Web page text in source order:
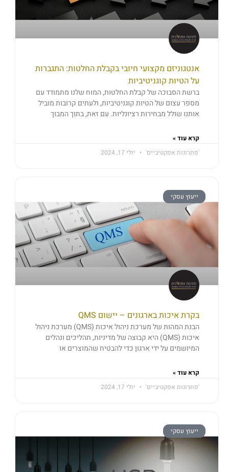
אנטגוניזם מקצועי חיובי בקבלת החלטות: התגברות
על הטיות קוגניטיביות
ברשת הסבוכה של קבלת החלטות, המוח שלנו מתמודד עם
מספר עצום של הטיות קוגניטיביות, ולעתים קרובות מוביל
אותנו שולל מבחירות רציונליות. עם זאת, בתוך המבוך
קרא עוד »
'פתרונות אפקטיביים'
יולי 17, 2024
ייעוץ עסקי
בקרת איכות בארגונים – יישום QMS
הבנת המהות של מערכת ניהול איכות (QMS) מערכת ניהול
איכות (QMS) היא קבוצה של מדיניות, תהליכים ונהלים
המיושמים על ידי ארגון כדי להבטיח שהמוצרים או
קרא עוד »
'פתרונות אפקטיביים'
יולי 17, 2024
ייעוץ עסקי